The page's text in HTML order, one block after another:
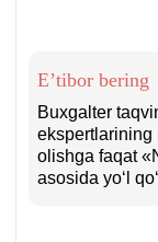
E’tibor bering
Buхgalter
ekspertlarining
olishga faqat
asosida yoʻl